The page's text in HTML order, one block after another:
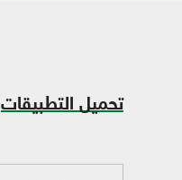
تحميل التطبيقات